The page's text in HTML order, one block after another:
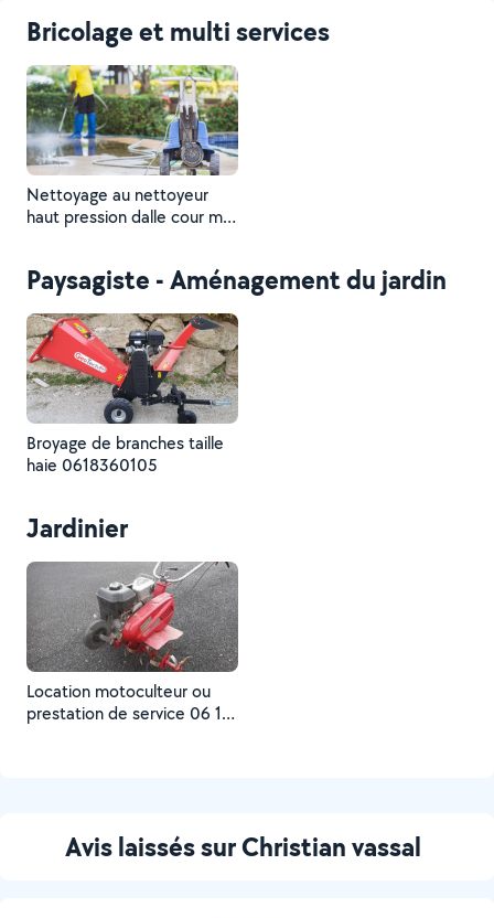
Bricolage et multi services
Nettoyage au nettoyeur
haut pression dalle cour mur
Paysagiste - Aménagement du jardin
Broyage de branches taille
haie 0618360105
Jardinier
Location motoculteur ou
prestation de service 06 18
Avis laissés sur Christian vassal